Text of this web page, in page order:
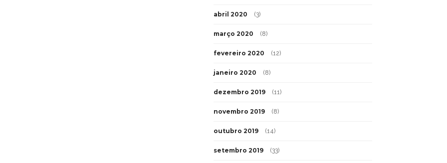
abril 2020 (3)
março 2020 (8)
fevereiro 2020 (12)
janeiro 2020 (8)
dezembro 2019 (11)
novembro 2019 (8)
outubro 2019 (14)
setembro 2019 (33)